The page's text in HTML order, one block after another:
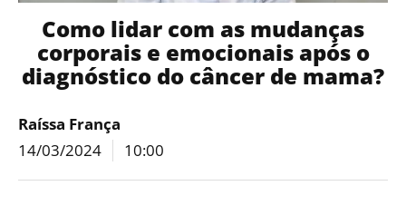
Como lidar com as mudanças
corporais e emocionais após o
diagnóstico do câncer de mama?
Raíssa França
14/03/2024
10:00